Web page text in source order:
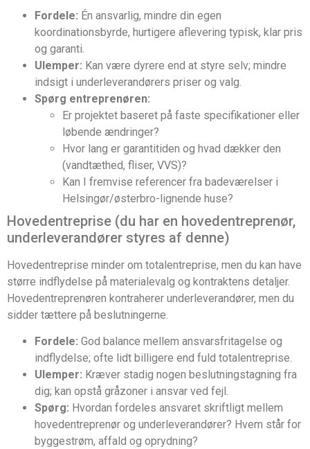
Fordele: Én ansvarlig, mindre din egen
koordinationsbyrde, hurtigere aflevering typisk, klar pris
og garanti.
Ulemper: Kan være dyrere end at styre selv; mindre
indsigt i underleverandørers priser og valg.
Spørg entreprenøren:
Er projektet baseret på faste specifikationer eller
løbende ændringer?
Hvor lang er garantitiden og hvad dækker den
(vandtæthed, fliser, VVS)?
Kan I fremvise referencer fra badeværelser i
Helsingør/østerbro-lignende huse?
Hovedentreprise (du har en hovedentreprenør,
underleverandører styres af denne)
Hovedentreprise minder om totalentreprise, men du kan have
større indflydelse på materialevalg og kontraktens detaljer.
Hovedentreprenøren kontraherer underleverandører, men du
sidder tættere på beslutningerne.
Fordele: God balance mellem ansvarsfritagelse og
indflydelse; ofte lidt billigere end fuld totalentreprise.
Ulemper: Kræver stadig nogen beslutningstagning fra
dig; kan opstå gråzoner i ansvar ved fejl.
Spørg: Hvordan fordeles ansvaret skriftligt mellem
hovedentreprenør og underleverandører? Hvem står for
byggestrøm, affald og oprydning?